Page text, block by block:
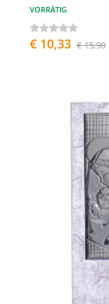
VORRÄTIG
€ 10,33 € 15,90